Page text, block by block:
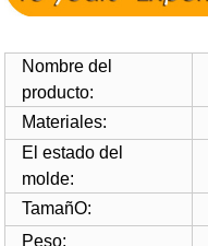
Nombre del
producto:
Materiales:
El estado del
molde:
TamañO:
Peso: